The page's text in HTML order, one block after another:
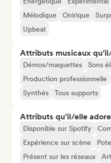
Mélodique
Onirique
Upbeat
Attributs musicaux
Démos/maquettes
Sons
Production professionnelle
Synthés
Tous supports
Attributs qu'il/elle adore
Disponible sur Spotify
Expérience sur scène
Présent sur les réseaux